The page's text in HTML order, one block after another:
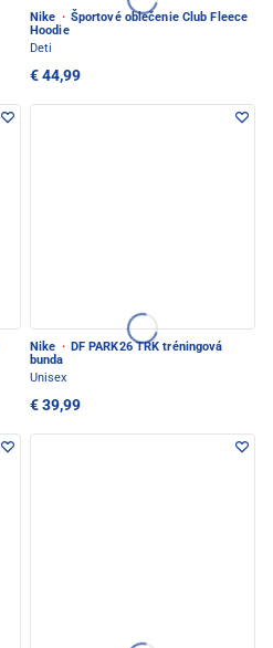
Nike · Športové oblečenie Club Fleece
Hoodie
Deti
€ 44,99
Nike · DF PARK26 TRK tréningová
bunda
Unisex
€ 39,99